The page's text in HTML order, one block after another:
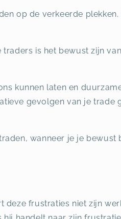
op de verkeerde
is het bewust zijn
kunnen laten en
gevolgen van je trade
wanneer je je bewust
frustraties niet zijn